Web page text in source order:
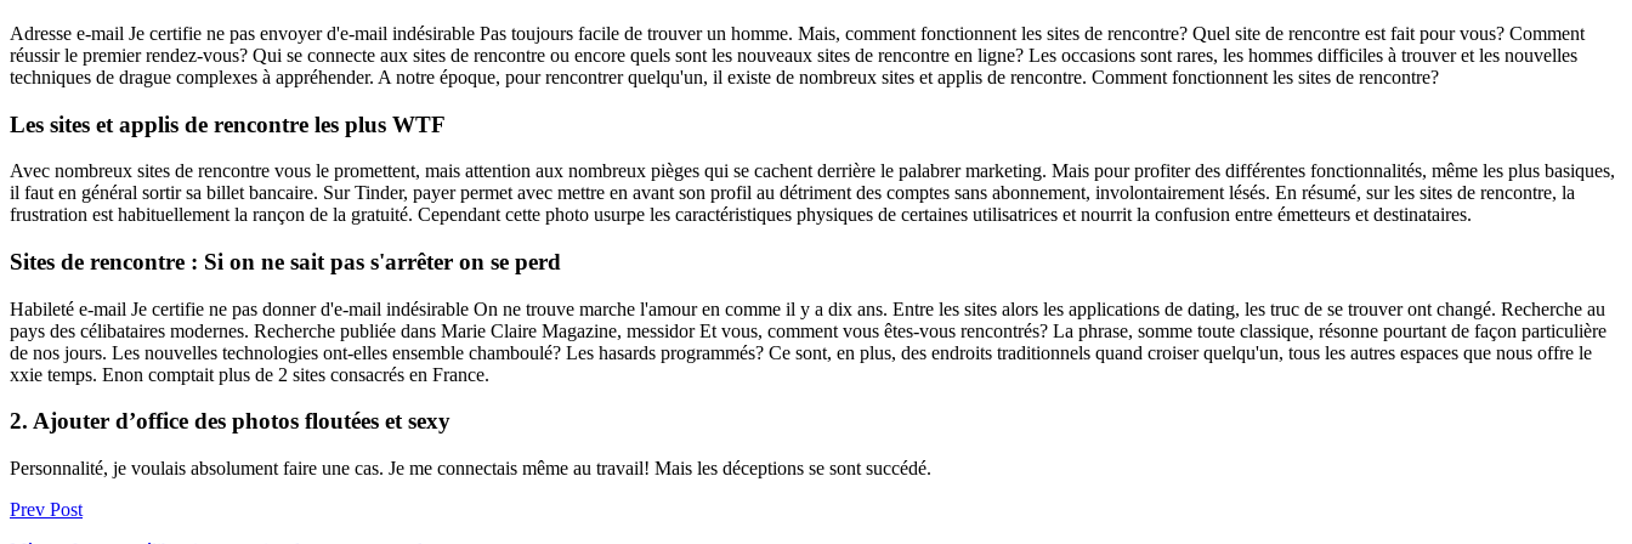
Adresse e-mail Je certifie ne pas envoyer d'e-mail indésirable Pas toujours facile de trouver un homme. Mais, comment fonctionnent les sites de rencontre? Quel site de rencontre est fait pour vous? Comment
réussir le premier rendez-vous? Qui se connecte aux sites de rencontre ou encore quels sont les nouveaux sites de rencontre en ligne? Les occasions sont rares, les hommes difficiles à trouver et les nouvelles
techniques de drague complexes à appréhender. A notre époque, pour rencontrer quelqu'un, il existe de nombreux sites et applis de rencontre. Comment fonctionnent les sites de rencontre?
Les sites et applis de rencontre les plus WTF
Avec nombreux sites de rencontre vous le promettent, mais attention aux nombreux pièges qui se cachent derrière le palabrer marketing. Mais pour profiter des différentes fonctionnalités, même les plus basiques,
il faut en général sortir sa billet bancaire. Sur Tinder, payer permet avec mettre en avant son profil au détriment des comptes sans abonnement, involontairement lésés. En résumé, sur les sites de rencontre, la
frustration est habituellement la rançon de la gratuité. Cependant cette photo usurpe les caractéristiques physiques de certaines utilisatrices et nourrit la confusion entre émetteurs et destinataires.
Sites de rencontre : Si on ne sait pas s'arrêter on se perd
Habileté e-mail Je certifie ne pas donner d'e-mail indésirable On ne trouve marche l'amour en comme il y a dix ans. Entre les sites alors les applications de dating, les truc de se trouver ont changé. Recherche au
pays des célibataires modernes. Recherche publiée dans Marie Claire Magazine, messidor Et vous, comment vous êtes-vous rencontrés? La phrase, somme toute classique, résonne pourtant de façon particulière
de nos jours. Les nouvelles technologies ont-elles ensemble chamboulé? Les hasards programmés? Ce sont, en plus, des endroits traditionnels quand croiser quelqu'un, tous les autres espaces que nous offre le
xxie temps. Enon comptait plus de 2 sites consacrés en France.
2. Ajouter d’office des photos floutées et sexy
Personnalité, je voulais absolument faire une cas. Je me connectais même au travail! Mais les déceptions se sont succédé.
Prev Post